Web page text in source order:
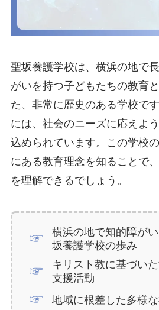
聖坂養護学校は、横浜の地で
がいを持つ子どもたちの教育
た、非常に歴史のある学校で
には、社会のニーズに応えよ
込められています。この学校
にある教育理念を知ることで
を理解できるでしょう。
横浜の地で知的障が
坂養護学校の歩み
キリスト教に基づい
支援活動
地域に根差した多様